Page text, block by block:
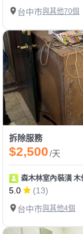
台中市與其他70個
拆除服務
$2,500/天
森木林室內裝潢 木
5.0
(13)
台中市與其他4個